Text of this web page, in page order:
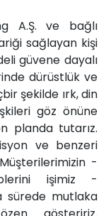
A.Ş. ve bağlı
sağlayan kişi
güvene dayalı
dürüstlük ve
şekilde ırk, din
göz önüne
planda tutarız.
ve benzeri
-
işimiz -
sürede mutlaka